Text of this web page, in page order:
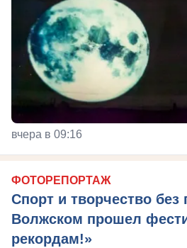
вчера в 09:16
ФОТОРЕПОРТАЖ
Спорт и творчество без
Волжском прошел
рекордам!»